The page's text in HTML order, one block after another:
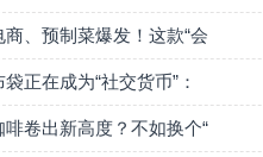
商、预制菜爆发！这款“会
正在成为“社交货币”：
啡卷出新高度？不如换个“